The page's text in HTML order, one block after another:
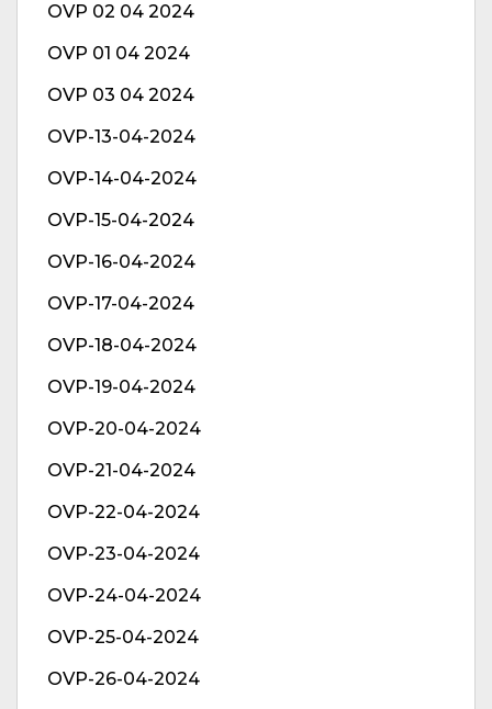
OVP 02 04 2024
OVP 01 04 2024
OVP 03 04 2024
OVP-13-04-2024
OVP-14-04-2024
OVP-15-04-2024
OVP-16-04-2024
OVP-17-04-2024
OVP-18-04-2024
OVP-19-04-2024
OVP-20-04-2024
OVP-21-04-2024
OVP-22-04-2024
OVP-23-04-2024
OVP-24-04-2024
OVP-25-04-2024
OVP-26-04-2024